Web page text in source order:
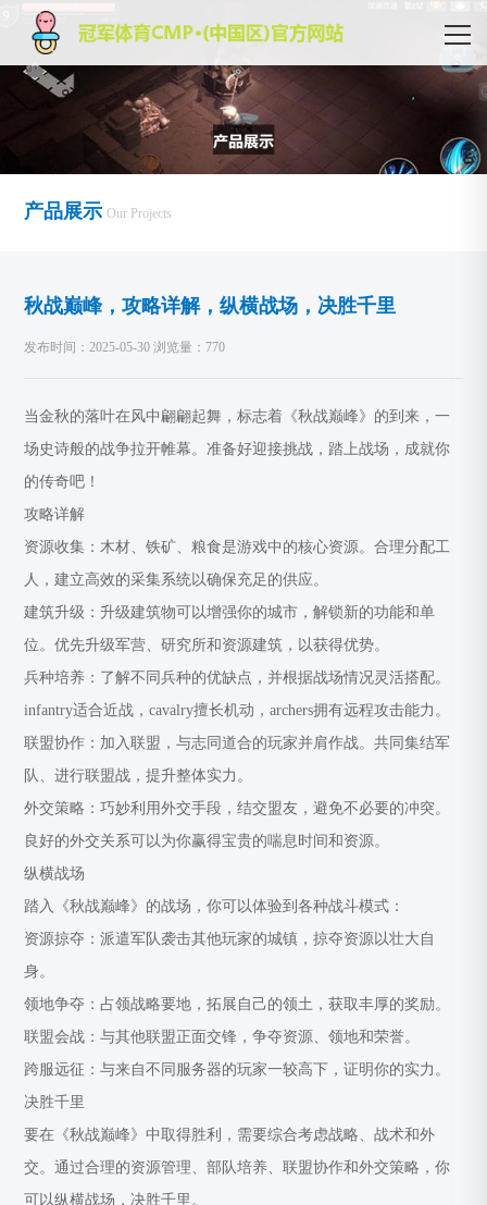
产品展示 Our Projects
秋战巅峰，攻略详解，纵横战场，决胜千里
发布时间：2025-05-30 浏览量：770
当金秋的落叶在风中翩翩起舞，标志着《秋战巅峰》的到来，一
场史诗般的战争拉开帷幕。准备好迎接挑战，踏上战场，成就你
的传奇吧！
攻略详解
资源收集：木材、铁矿、粮食是游戏中的核心资源。合理分配工
人，建立高效的采集系统以确保充足的供应。
建筑升级：升级建筑物可以增强你的城市，解锁新的功能和单
位。优先升级军营、研究所和资源建筑，以获得优势。
兵种培养：了解不同兵种的优缺点，并根据战场情况灵活搭配。
infantry适合近战，cavalry擅长机动，archers拥有远程攻击能力。
联盟协作：加入联盟，与志同道合的玩家并肩作战。共同集结军
队、进行联盟战，提升整体实力。
外交策略：巧妙利用外交手段，结交盟友，避免不必要的冲突。
良好的外交关系可以为你赢得宝贵的喘息时间和资源。
纵横战场
踏入《秋战巅峰》的战场，你可以体验到各种战斗模式：
资源掠夺：派遣军队袭击其他玩家的城镇，掠夺资源以壮大自
身。
领地争夺：占领战略要地，拓展自己的领土，获取丰厚的奖励。
联盟会战：与其他联盟正面交锋，争夺资源、领地和荣誉。
跨服远征：与来自不同服务器的玩家一较高下，证明你的实力。
决胜千里
要在《秋战巅峰》中取得胜利，需要综合考虑战略、战术和外
交。通过合理的资源管理、部队培养、联盟协作和外交策略，你
可以纵横战场，决胜千里。